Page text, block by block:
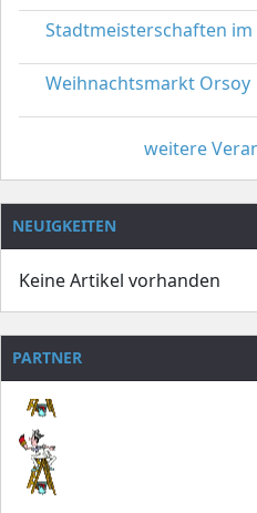
Stadtmeisterschaften im
Weihnachtsmarkt Orsoy
weitere
NEUIGKEITEN
Keine Artikel vorhanden
PARTNER